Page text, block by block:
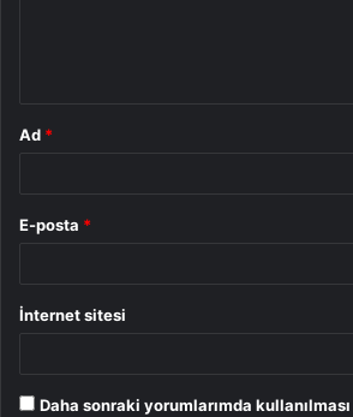
Ad *
E-posta *
İnternet sitesi
Daha sonraki yorumlarımda